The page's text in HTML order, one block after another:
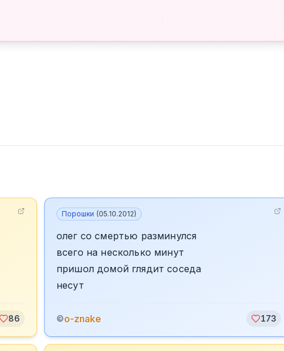
86
Порошки (05.10.2012)
олег со смертью разминулся
всего на несколько минут
пришол домой глядит соседа
несут
©o-znake 173